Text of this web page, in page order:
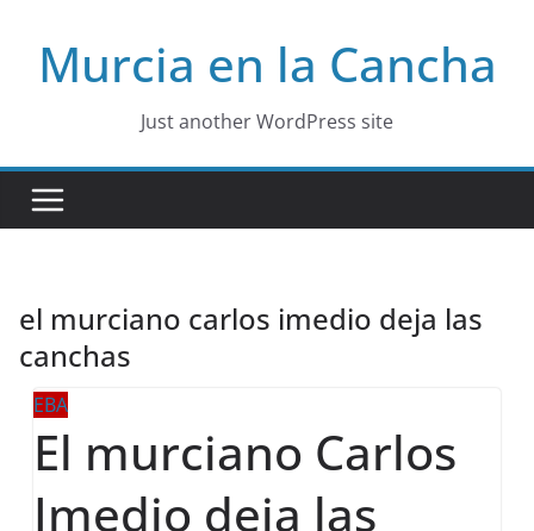
contentMurcia en la Cancha
Just another WordPress site
el murciano carlos imedio deja las
canchas
EBA
El murciano Carlos
Imedio deja las